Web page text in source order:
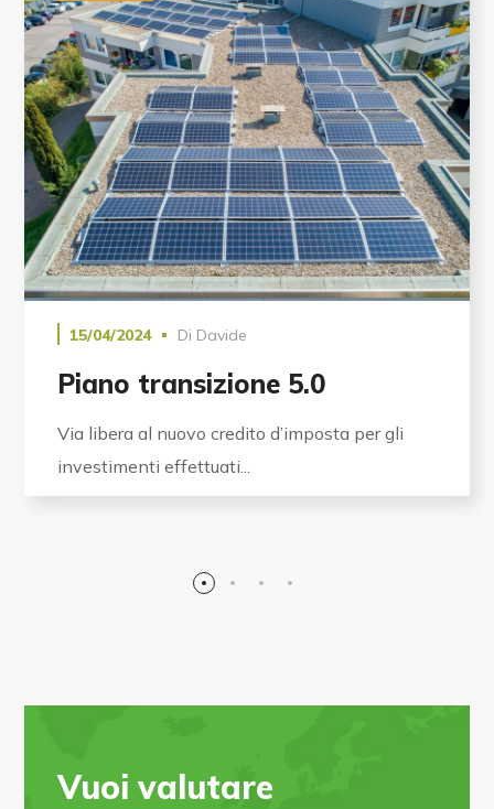
15/04/2024 Di Davide
Piano transizione 5.0
Via libera al nuovo credito d’imposta per gli
investimenti effettuati...
Vuoi valutare